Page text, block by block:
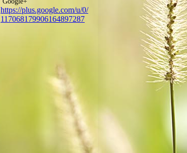
https://plus.google.com/u/0/
117068179906164897287